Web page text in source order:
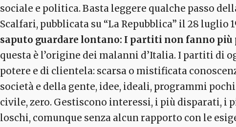
sociale e politica. Basta leggere qualche passo
Scalfari, pubblicata su “La Repubblica” il 28 luglio
saputo guardare lontano: I partiti non fanno più
questa è l’origine dei malanni d’Italia. I partiti di
potere e di clientela: scarsa o mistificata
società e della gente, idee, ideali, programmi
civile, zero. Gestiscono interessi, i più disparati, i
loschi, comunque senza alcun rapporto con le